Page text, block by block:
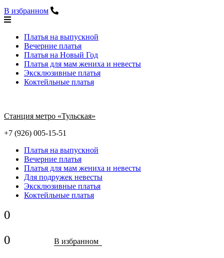
В избранном
Платья на выпускной
Вечерние платья
Платья на Новый Год
Платья для мам жениха и невесты
Эксклюзивные платья
Коктейльные платья
Станция метро «Тульская»
+7 (926) 005-15-51
Платья на выпускной
Вечерние платья
Платья для мам жениха и невесты
Для подружек невесты
Эксклюзивные платья
Коктейльные платья
0
В избранном
0